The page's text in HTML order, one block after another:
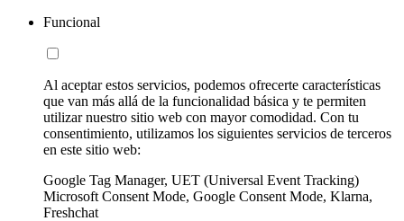
Funcional
Al aceptar estos servicios, podemos ofrecerte características
que van más allá de la funcionalidad básica y te permiten
utilizar nuestro sitio web con mayor comodidad. Con tu
consentimiento, utilizamos los siguientes servicios de terceros
en este sitio web:
Google Tag Manager, UET (Universal Event Tracking)
Microsoft Consent Mode, Google Consent Mode, Klarna,
Freshchat